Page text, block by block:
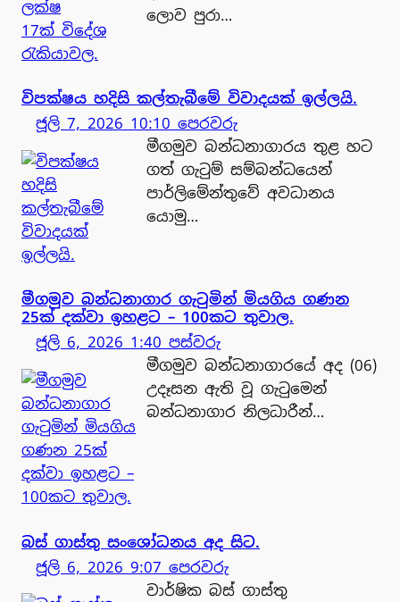
ලොව පුරා…
විපක්ෂය හදිසි කල්තැබීමේ විවාදයක් ඉල්ලයි.
ජූලි 7, 2026 10:10 පෙරවරු
මීගමුව බන්ධනාගාරය තුළ හට
ගත් ගැටුම් සම්බන්ධයෙන්
පාර්ලිමේන්තුවේ අවධානය
යොමු…
මීගමුව බන්ධනාගාර ගැටුමින් මියගිය ගණන
25ක් දක්වා ඉහළට – 100කට තුවාල.
ජූලි 6, 2026 1:40 පස්වරු
මීගමුව බන්ධනාගාරයේ අද (06)
උදෑසන ඇති වූ ගැටුමෙන්
බන්ධනාගාර නිලධාරීන්…
බස් ගාස්තු සංශෝධනය අද සිට.
ජූලි 6, 2026 9:07 පෙරවරු
වාර්ෂික බස් ගාස්තු